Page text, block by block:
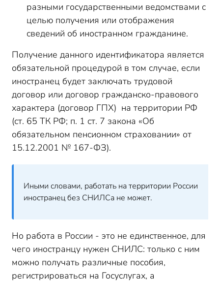
разными государственными ведомствами с
целью получения или отображения
сведений об иностранном гражданине.
Получение данного идентификатора является
обязательной процедурой в том случае, если
иностранец будет заключать трудовой
договор или договор гражданско-правового
характера (договор ГПХ) на территории РФ
(ст. 65 ТК РФ; п. 1 ст. 7 закона «Об
обязательном пенсионном страховании» от
15.12.2001 № 167-ФЗ).
Иными словами, работать на территории России
иностранец без СНИЛСа не может.
Но работа в России - это не единственное, для
чего иностранцу нужен СНИЛС: только с ним
можно получать различные пособия,
регистрироваться на Госуслугах, а